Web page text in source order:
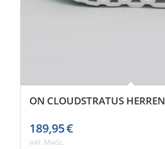
ON CLOUDSTRATUS HERREN
189,95€
inkl. MwSt.